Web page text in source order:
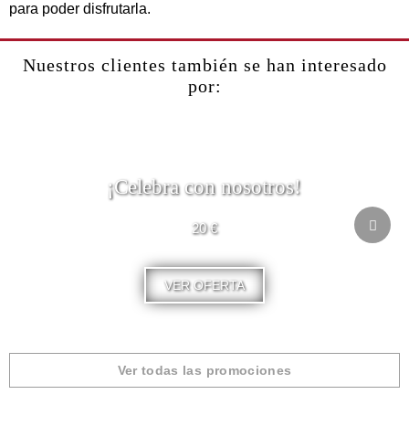
para poder disfrutarla.
Nuestros clientes también se han interesado
por:
¡Celebra con nosotros!
20 €
VER OFERTA
Ver todas las promociones